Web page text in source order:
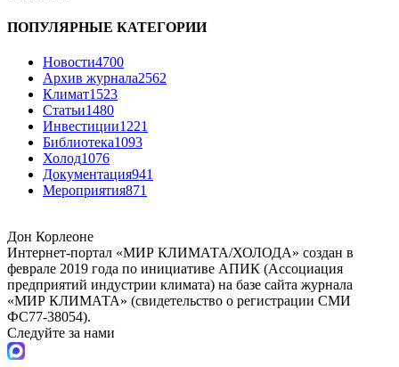
ПОПУЛЯРНЫЕ КАТЕГОРИИ
Новости4700
Архив журнала2562
Климат1523
Статьи1480
Инвестиции1221
Библиотека1093
Холод1076
Документация941
Мероприятия871
Дон Корлеоне
Интернет-портал «МИР КЛИМАТА/ХОЛОДА» создан в
феврале 2019 года по инициативе АПИК (Ассоциация
предприятий индустрии климата) на базе сайта журнала
«МИР КЛИМАТА» (свидетельство о регистрации СМИ
ФС77-38054).
Следуйте за нами